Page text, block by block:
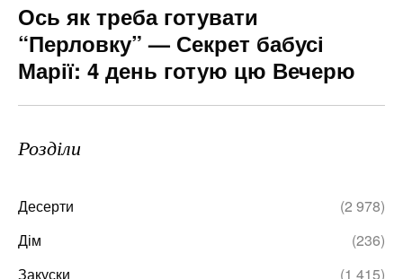
Ось як треба готувати
“Перловку” — Секрет бабусі
Марії: 4 день готую цю Вечерю
Розділи
Десерти
(2 978)
Дім
(236)
Закуски
(1 415)